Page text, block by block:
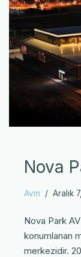
Nova
Avm Aralık
Nova Park
konumlanan
merkezidir.